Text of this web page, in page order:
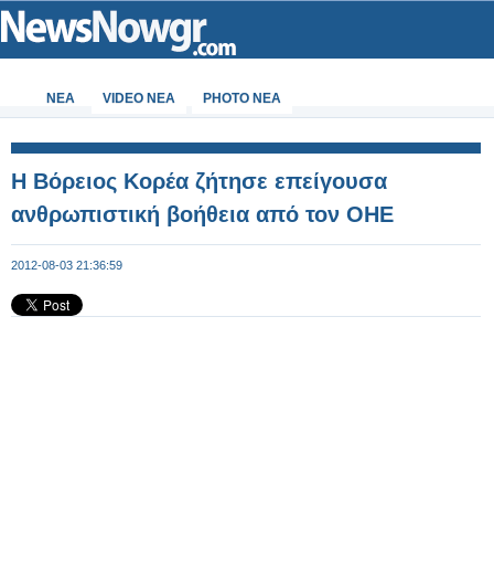
ΝΕΑ VIDEO NEA PHOTO NEA
Η Βόρειος Κορέα ζήτησε επείγουσα
ανθρωπιστική βοήθεια από τον ΟΗΕ
2012-08-03 21:36:59